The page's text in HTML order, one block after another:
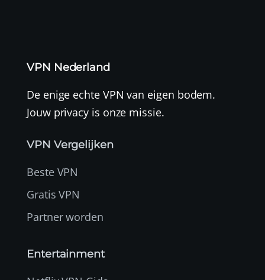
VPN Nederland
De enige echte VPN van eigen bodem.
Jouw privacy is onze missie.
VPN Vergelijken
Beste VPN
Gratis VPN
Partner worden
Entertainment